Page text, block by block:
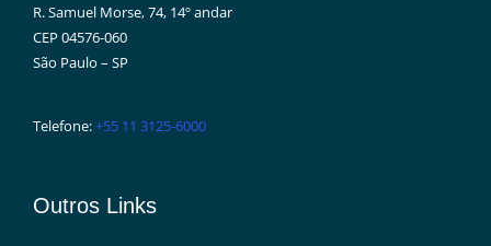
R. Samuel Morse, 74, 14º andar
CEP 04576-060
São Paulo – SP
Telefone:+55 11 3125-6000
Outros Links